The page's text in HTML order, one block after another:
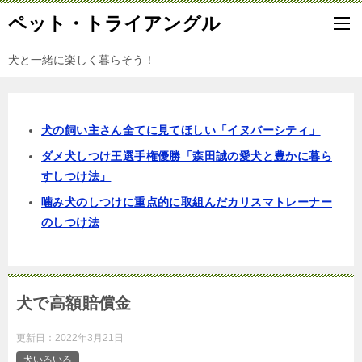
ペット・トライアングル
犬と一緒に楽しく暮らそう！
犬の飼い主さん全てに見てほしい「イヌバーシティ」
ダメ犬しつけ王選手権優勝「森田誠の愛犬と豊かに暮ら
すしつけ法」
噛み犬のしつけに重点的に取組んだカリスマトレーナー
のしつけ法
犬で高額賠償金
更新日： 2022年3月21日
犬いろいろ